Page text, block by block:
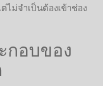
ไม่จำเป็นต้องเข้าช่อง
กอบของ